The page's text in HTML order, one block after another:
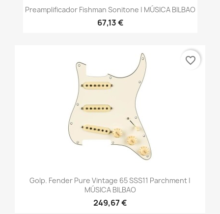
Preamplificador Fishman Sonitone | MÚSICA BILBAO
67,13 €
Golp. Fender Pure Vintage 65 SSS11 Parchment |
MÚSICA BILBAO
249,67 €
favorite_border